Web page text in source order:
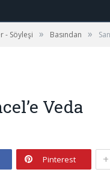
- Söyleşi » Basından »
Veda
Pinterest +